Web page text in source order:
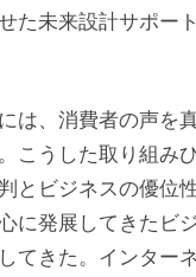
た未来設計サポー
は、消費者の声を
こうした取り組み
とビジネスの優位
に発展してきたビ
てきた。インター